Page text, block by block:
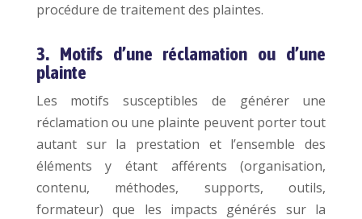
procédure de traitement des plaintes.
3. Motifs d’une réclamation ou d’une
plainte
Les motifs susceptibles de générer une
réclamation ou une plainte peuvent porter tout
autant sur la prestation et l’ensemble des
éléments y étant afférents (organisation,
contenu, méthodes, supports, outils,
formateur) que les impacts générés sur la